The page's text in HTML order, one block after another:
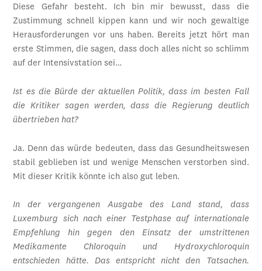
Diese Gefahr besteht. Ich bin mir bewusst, dass die
Zustimmung schnell kippen kann und wir noch gewaltige
Herausforderungen vor uns haben. Bereits jetzt hört man
erste Stimmen, die sagen, dass doch alles nicht so schlimm
auf der Intensivstation sei…
Ist es die Bürde der aktuellen Politik, dass im besten Fall
die Kritiker sagen werden, dass die Regierung deutlich
übertrieben hat?
Ja. Denn das würde bedeuten, dass das Gesundheitswesen
stabil geblieben ist und wenige Menschen verstorben sind.
Mit dieser Kritik könnte ich also gut leben.
In der vergangenen Ausgabe des Land stand, dass
Luxemburg sich nach einer Testphase auf internationale
Empfehlung hin gegen den Einsatz der umstrittenen
Medikamente Chloroquin und Hydroxychloroquin
entschieden hätte. Das entspricht nicht den Tatsachen.